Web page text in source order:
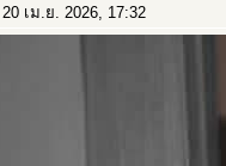
20 เม.ย. 2026, 17:32